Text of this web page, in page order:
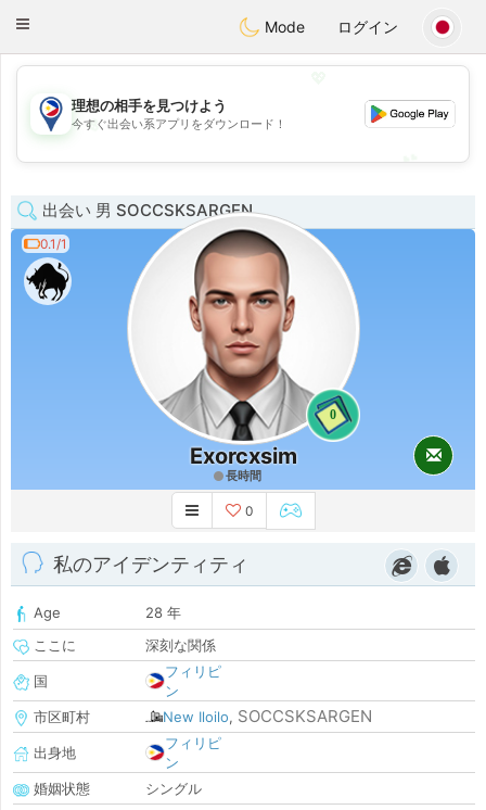
PhilippinesChat
Toggle
Mode ログイン
💖
💕
理想の相手を見つけよう
今すぐ出会い系アプリをダウンロード！
出会い 男 SOCCSKSARGEN
0.1/1
0
Exorcxsim
長時間
0
私のアイデンティティ
Age
28 年
ここに
深刻な関係
国
フィリピ
ン
市区町村
New Iloilo, SOCCSKSARGEN
出身地
フィリピ
ン
婚姻状態
シングル